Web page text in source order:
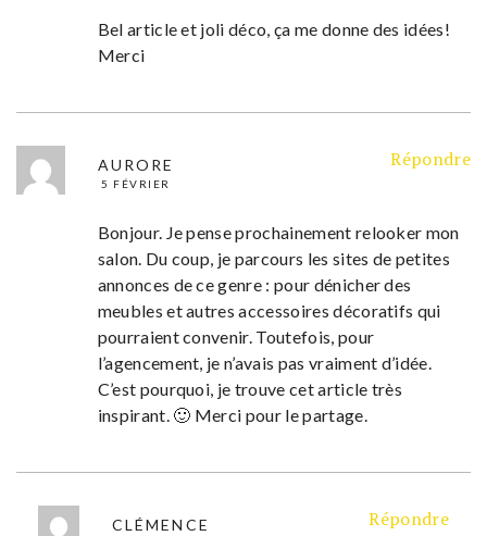
Bel article et joli déco, ça me donne des idées!
Merci
AURORE
5 FÉVRIER
Répondre
Bonjour. Je pense prochainement relooker mon
salon. Du coup, je parcours les sites de petites
annonces de ce genre : pour dénicher des
meubles et autres accessoires décoratifs qui
pourraient convenir. Toutefois, pour
l’agencement, je n’avais pas vraiment d’idée.
C’est pourquoi, je trouve cet article très
inspirant. 🙂 Merci pour le partage.
CLÉMENCE Répondre